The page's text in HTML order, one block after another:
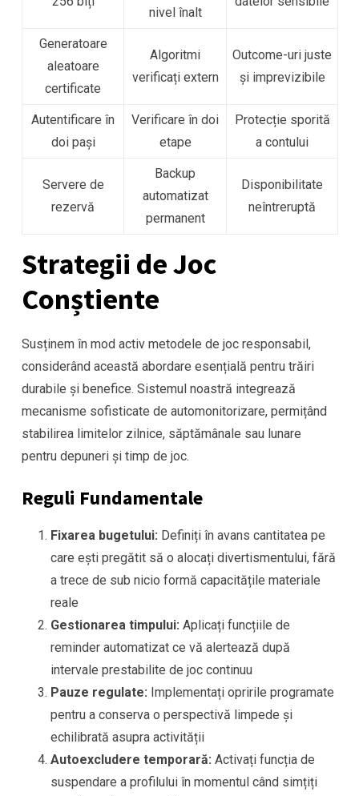
nivel înalt
Generatoare
aleatoare
certificate
Algoritmi
verificați extern
Outcome-uri juste
și imprevizibile
Autentificare în
doi pași
Verificare în doi
etape
Protecție sporită
a contului
Servere de
rezervă
Backup
automatizat
permanent
Disponibilitate
neîntreruptă
Strategii de Joc
Conștiente
Susținem în mod activ metodele de joc responsabil,
considerând această abordare esențială pentru trăiri
durabile și benefice. Sistemul noastră integrează
mecanisme sofisticate de automonitorizare, permițând
stabilirea limitelor zilnice, săptămânale sau lunare
pentru depuneri și timp de joc.
Reguli Fundamentale
Fixarea bugetului: Definiți în avans cantitatea pe
care ești pregătit să o alocați divertismentului, fără
a trece de sub nicio formă capacitățile materiale
reale
Gestionarea timpului: Aplicați funcțiile de
reminder automatizat ce vă alertează după
intervale prestabilite de joc continuu
Pauze regulate: Implementați opririle programate
pentru a conserva o perspectivă limpede și
echilibrată asupra activității
Autoexcludere temporară: Activați funcția de
suspendare a profilului în momentul când simțiți